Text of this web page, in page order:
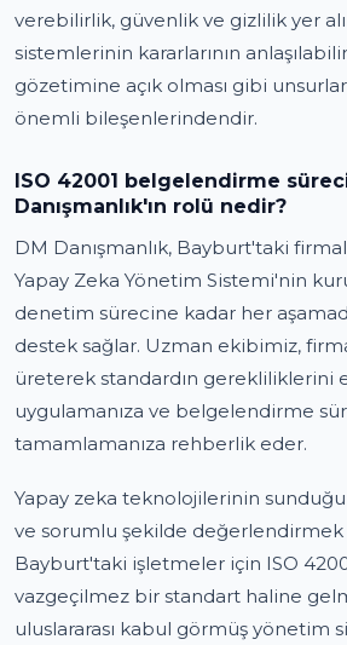
verebilirlik, güvenlik ve gizlilik yer
sistemlerinin kararlarının
gözetimine açık olması gibi
önemli bileşenlerindendir.
ISO 42001 belgelendirme
Danışmanlık'ın rolü nedir?
DM Danışmanlık, Bayburt'taki
Yapay Zeka Yönetim Sistemi'nin
denetim sürecine kadar her
destek sağlar. Uzman ekibimiz,
üreterek standardın gerekliliklerini
uygulamanıza ve belgelendirme
tamamlamanıza rehberlik eder.
Yapay zeka teknolojilerinin sunduğu
ve sorumlu şekilde değerlendirmek
Bayburt'taki işletmeler için ISO
vazgeçilmez bir standart haline
uluslararası kabul görmüş yönetim